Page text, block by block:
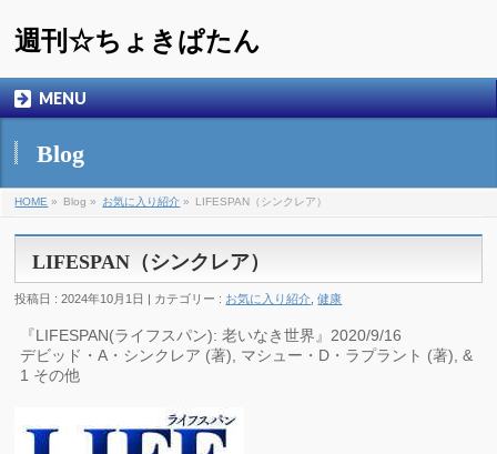
週刊☆ちょきぱたん
MENU
Blog
HOME » Blog » お気に入り紹介 » LIFESPAN（シンクレア）
LIFESPAN（シンクレア）
投稿日 : 2024年10月1日 | カテゴリー : お気に入り紹介 ,健康
『LIFESPAN(ライフスパン): 老いなき世界』2020/9/16
デビッド・A・シンクレア (著), マシュー・D・ラプラント (著), &
1 その他